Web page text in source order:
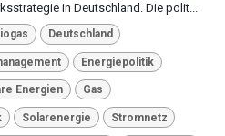
in Deutschland. Die polit...
Deutschland
Energiepolitik
Energien Gas
Solarenergie Stromnetz